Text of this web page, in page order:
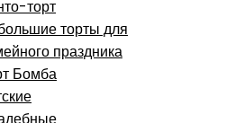
торт
торты для
праздника
Бомба